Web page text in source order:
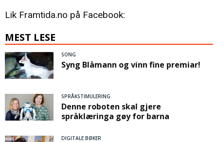
Lik Framtida.no på Facebook:
MEST LESE
SONG
Syng Blåmann og vinn fine premiar!
SPRÅKSTIMULERING
Denne roboten skal gjere
språklæringa gøy for barna
DIGITALE BØKER